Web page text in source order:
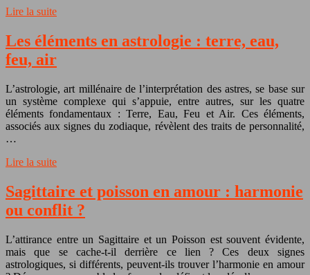
Lire la suite
Les éléments en astrologie : terre, eau,
feu, air
L’astrologie, art millénaire de l’interprétation des astres, se base sur
un système complexe qui s’appuie, entre autres, sur les quatre
éléments fondamentaux : Terre, Eau, Feu et Air. Ces éléments,
associés aux signes du zodiaque, révèlent des traits de personnalité,
…
Lire la suite
Sagittaire et poisson en amour : harmonie
ou conflit ?
L’attirance entre un Sagittaire et un Poisson est souvent évidente,
mais que se cache-t-il derrière ce lien ? Ces deux signes
astrologiques, si différents, peuvent-ils trouver l’harmonie en amour